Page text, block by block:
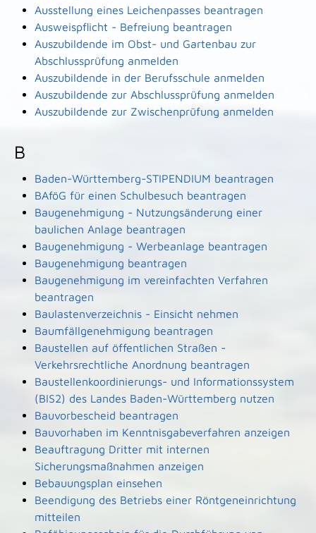
Ausstellung eines Leichenpasses beantragen
Ausweispflicht - Befreiung beantragen
Auszubildende im Obst- und Gartenbau zur
Abschlussprüfung anmelden
Auszubildende in der Berufsschule anmelden
Auszubildende zur Abschlussprüfung anmelden
Auszubildende zur Zwischenprüfung anmelden
B
Baden-Württemberg-STIPENDIUM beantragen
BAföG für einen Schulbesuch beantragen
Baugenehmigung - Nutzungsänderung einer
baulichen Anlage beantragen
Baugenehmigung - Werbeanlage beantragen
Baugenehmigung beantragen
Baugenehmigung im vereinfachten Verfahren
beantragen
Baulastenverzeichnis - Einsicht nehmen
Baumfällgenehmigung beantragen
Baustellen auf öffentlichen Straßen -
Verkehrsrechtliche Anordnung beantragen
Baustellenkoordinierungs- und Informationssystem
(BIS2) des Landes Baden-Württemberg nutzen
Bauvorbescheid beantragen
Bauvorhaben im Kenntnisgabeverfahren anzeigen
Beauftragung Dritter mit internen
Sicherungsmaßnahmen anzeigen
Bebauungsplan einsehen
Beendigung des Betriebs einer Röntgeneinrichtung
mitteilen